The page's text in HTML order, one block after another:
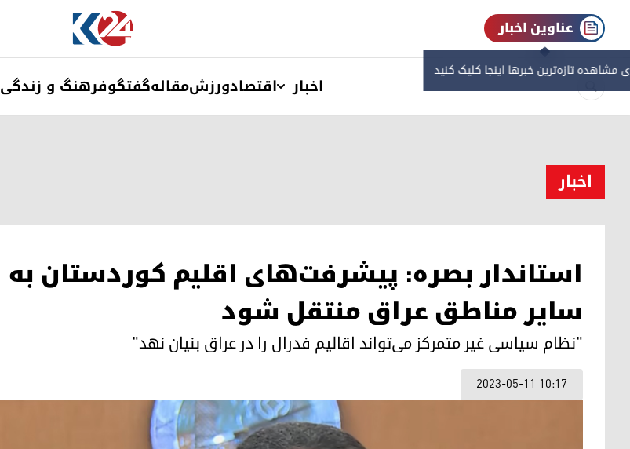
عناوین اخبار
مشاهده‌ تازه‌ترین خبرها اینجا کلیک کنید
اخبار اقتصادورزشمقالهگفتگوفرهنگ و زندگی
اخبار
استاندار بصره: پیشرفت‌های اقلیم کوردستان به
سایر مناطق عراق منتقل شود
"نظام سیاسی غیر متمرکز می‌تواند اقالیم فدرال را در عراق بنیان نهد"
2023-05-11 10:17